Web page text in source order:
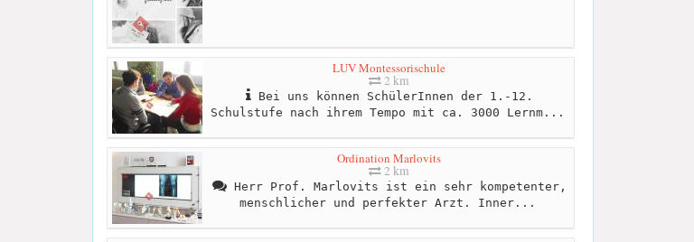
LUV Montessorischule
2 km
Bei uns können SchülerInnen der 1.-12.
Schulstufe nach ihrem Tempo mit ca. 3000 Lernm...
Ordination Marlovits
2 km
Herr Prof. Marlovits ist ein sehr kompetenter,
menschlicher und perfekter Arzt. Inner...